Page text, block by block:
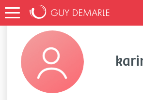
Accueil karinelaf